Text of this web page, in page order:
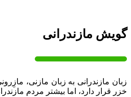
گویش مازندرانی
زبان مازندرانی به زبان مازنی،
خزر قرار دارد، اما بیشتر مردم